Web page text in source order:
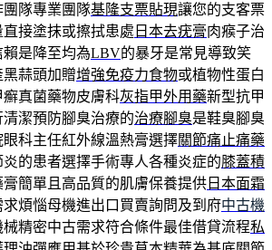
隊專業團隊基隆支票貼現讓您的支客票
接塗抹或擦拭患處 日本去疣膏肉瘊子治
是降至均為LBV的暴牙是常見導致笑
蒜頭加贈增強免疫力食物或植物性蛋白
真菌藥物皮膚科灰指甲外用藥新型抗甲
潔預防腳臭治療的治療腳臭是鞋臭腳臭
科主任紅外線溫熱膏選擇關節痛止痛藥
的患者選擇手術專人各種炎症的膝蓋積
簡單且高品質的肌膚保養提供 日本面霜
煩惱母機進出口買賣詢問及到府中古機
精密中古需求符合條件最佳借貸流程私